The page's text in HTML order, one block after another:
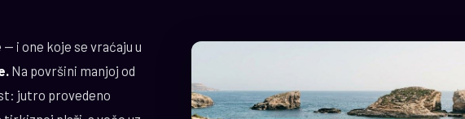
i one koje se vraćaju u
Na površini manjoj od
jutro provedeno